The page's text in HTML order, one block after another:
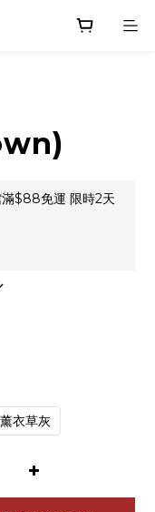
$88免運 限時2天
薰衣草灰